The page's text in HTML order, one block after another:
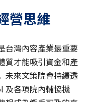
營思維
台灣內容產業最重要
質才能吸引資金和產
未來文策院會持續透
及各項院內輔協機